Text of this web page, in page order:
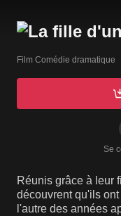
Film Comédie dramatique
Se
Réunis grâce à leur
découvrent qu'ils
l'autre des années